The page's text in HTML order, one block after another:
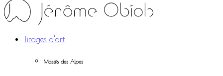
Tirages d’art
Massifs des Alpes